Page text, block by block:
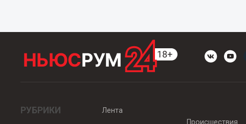
РУБРИКИ
Лента
Происшествия